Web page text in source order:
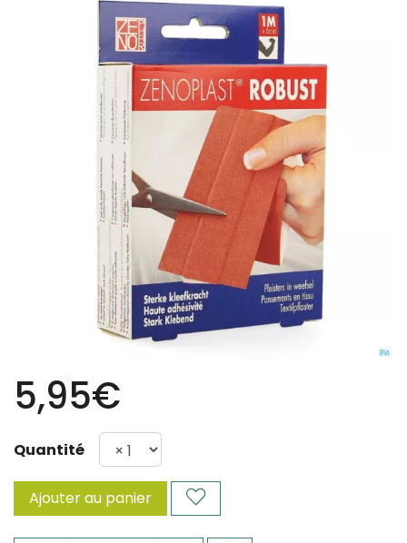
5,95€
Quantité
Ajouter au panier